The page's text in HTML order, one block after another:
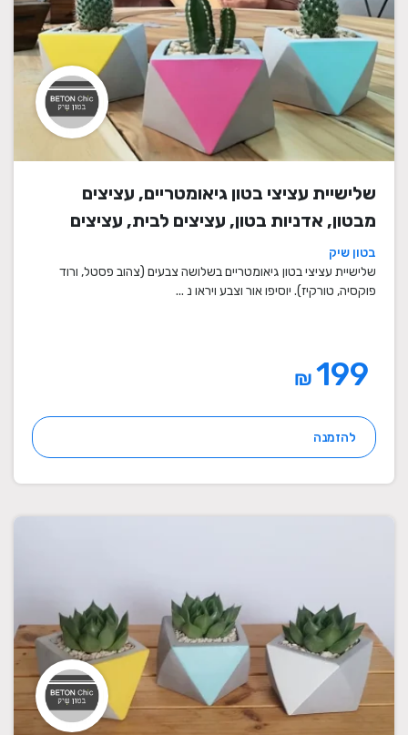
שלישיית עציצי בטון גיאומטריים, עציצים
מבטון, אדניות בטון, עציצים לבית, עציצים
מיוחדים, עציצים מעוצבים, עציצי מתנה,
מתנות לחגים
בטון שיק
שלישיית עציצי בטון גיאומטריים בשלושה צבעים (צהוב פסטל, ורוד
פוקסיה, טורקיז). יוסיפו אור וצבע ויראו נ ...
₪
להזמנה